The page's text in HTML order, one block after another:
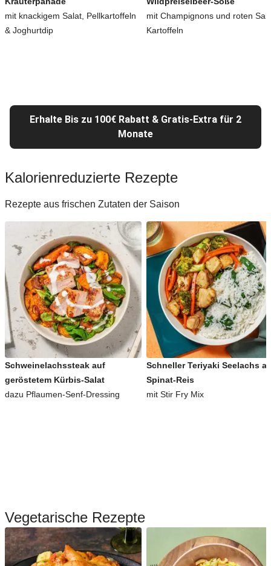
mit knackigem Salat, Pellkartoffeln
& Joghurtdip
mit Champignons und roten
Kartoffeln
Erhalte Bis zu 100€ Rabatt & Gratis-Extra für 2
Monate
Kalorienreduzierte Rezepte
Rezepte aus frischen Zutaten der Saison
Schweinelachssteak auf
geröstetem Kürbis-Salat
dazu Pflaumen-Senf-Dressing
Schneller Teriyaki Seelachs
Spinat-Reis
mit Stir Fry Mix
Vegetarische Rezepte